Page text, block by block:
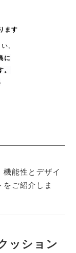
ます
。
に
能性とデザイ
ご紹介しま
ッション